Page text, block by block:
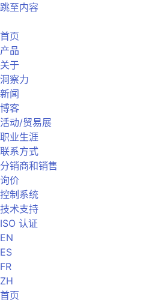
跳至内容
首页
产品
关于
洞察力
新闻
博客
活动/贸易展
职业生涯
联系方式
分销商和销售
询价
控制系统
技术支持
ISO 认证
EN
ES
FR
ZH
首页